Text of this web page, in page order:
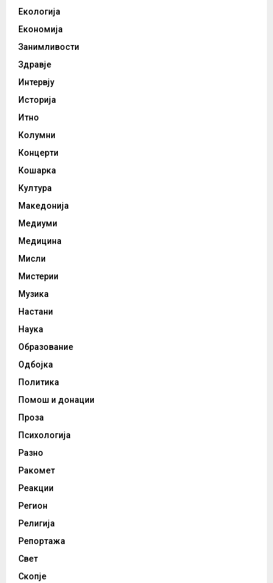
Екологија
Економија
Занимливости
Здравје
Интервју
Историја
Итно
Колумни
Концерти
Кошарка
Култура
Македонија
Медиуми
Медицина
Мисли
Мистерии
Музика
Настани
Наука
Образование
Одбојка
Политика
Помош и донации
Проза
Психологија
Разно
Ракомет
Реакции
Регион
Религија
Репортажа
Свет
Скопје